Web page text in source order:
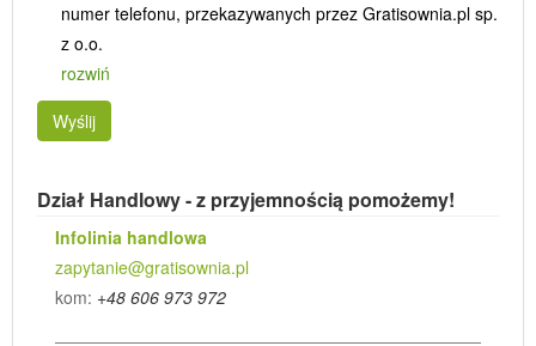
numer telefonu, przekazywanych przez Gratisownia.pl sp.
z o.o.
rozwiń
Wyślij
Dział Handlowy - z przyjemnością pomożemy!
Infolinia handlowa
zapytanie@gratisownia.pl
kom: +48 606 973 972